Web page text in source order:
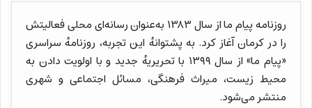
روزنامه پیام‌ ما از سال ۱۳۸۳ به‌عنوان رسانه‌ای محلی فعالیتش
را در کرمان آغاز کرد. به پشتوانهٔ این تجربه، روزنامهٔ سراسری
«پیام ما» از سال ۱۳۹۹ با تحریریهٔ جدید و با اولویت دادن به
محیط زیست، میراث فرهنگی، مسائل اجتماعی و شهری
منتشر می‌شود.